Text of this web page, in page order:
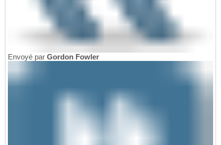
Envoyé par Gordon Fowler